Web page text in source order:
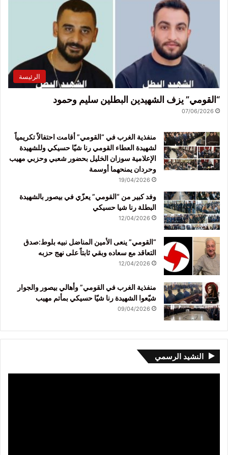
الرئيسة
“القومي” يزف الشهيدين البطلين سليم وحمود
07/06/2026
منفذية الغرب في “القومي” أقامت احتفالاً تكريمياً
لشهيدة العطاء القومي رنا شيّا حسيكي وللشهيدة
الإعلامية سوزان الخليل بحضور شعبي وحزبي مهيب
وحردان يمنحهما أوسمة
19/04/2026
وفد كبير من “القومي” يعزّي في بيصور بالشهيدة
البطلة رنا شيا حسيكي
12/04/2026
“القومي” ينعى الأمين المناضل نبيه بلوط:صدق
التعاقد مع سعاده وبقي ثابتاً على نهج حزبه
12/04/2026
منفذية الغرب في القومي” وأهالي بيصور والجوار
شيّعوا الشهيدة رنا شيّا حسيكي بمأتم مهيب
09/04/2026
النشيد الرسمي